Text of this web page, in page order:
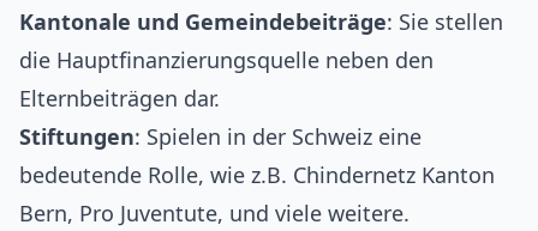
Kantonale und Gemeindebeiträge: Sie stellen
die Hauptfinanzierungsquelle neben den
Elternbeiträgen dar.
Stiftungen: Spielen in der Schweiz eine
bedeutende Rolle, wie z.B. Chindernetz Kanton
Bern, Pro Juventute, und viele weitere.